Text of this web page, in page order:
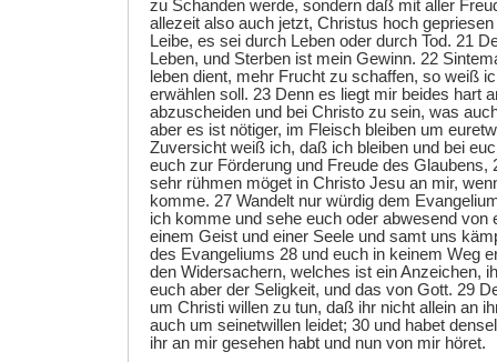
zu Schanden werde, sondern daß mit aller
allezeit also auch jetzt, Christus hoch
Leibe, es sei durch Leben oder durch Tod. 21
Leben, und Sterben ist mein Gewinn. 22
leben dient, mehr Frucht zu schaffen, so weiß
erwählen soll. 23 Denn es liegt mir beides hart
abzuscheiden und bei Christo zu sein, was
aber es ist nötiger, im Fleisch bleiben um
Zuversicht weiß ich, daß ich bleiben und bei
euch zur Förderung und Freude des Glaubens,
sehr rühmen möget in Christo Jesu an mir,
komme. 27 Wandelt nur würdig dem
ich komme und sehe euch oder abwesend von
einem Geist und einer Seele und samt uns
des Evangeliums 28 und euch in keinem Weg
den Widersachern, welches ist ein Anzeichen,
euch aber der Seligkeit, und das von Gott. 29
um Christi willen zu tun, daß ihr nicht allein an
auch um seinetwillen leidet; 30 und habet
ihr an mir gesehen habt und nun von mir höret.